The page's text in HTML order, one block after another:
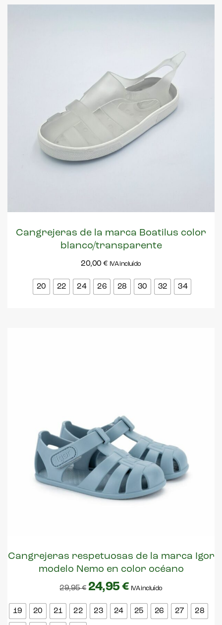
Cangrejeras de la marca Boatilus color
blanco/transparente
20,00 € IVA incluído
20 22 24 26 28 30 32 34
Cangrejeras respetuosas de la marca Igor
modelo Nemo en color océano
29,95€ 24,95€ IVA incluído
19 20 21 22 23 24 25 26 27 28